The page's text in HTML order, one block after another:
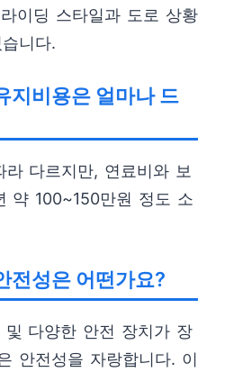
이딩 스타일과 도로 상황
니다.
지비용은 얼마나 드
다르지만, 연료비와 보
약 100~150만원 정도 소
전성은 어떤가요?
및 다양한 안전 장치가 장
안전성을 자랑합니다. 이